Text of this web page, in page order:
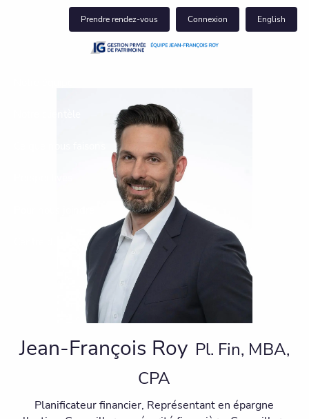
Skip to main content
Prendre rendez-vous Connexion English
Jean-François Roy Pl. Fin, MBA,
CPA
Planificateur financier, Représentant en épargne